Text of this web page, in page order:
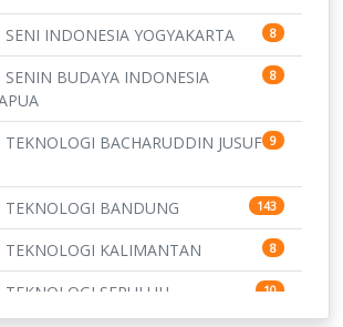
INDONESIA YOGYAKARTA 8
SENIN BUDAYA INDONESIA
8
BACHARUDDIN JUSUF 9
TEKNOLOGI BANDUNG 143
TEKNOLOGI KALIMANTAN 8
SEPULUH
10